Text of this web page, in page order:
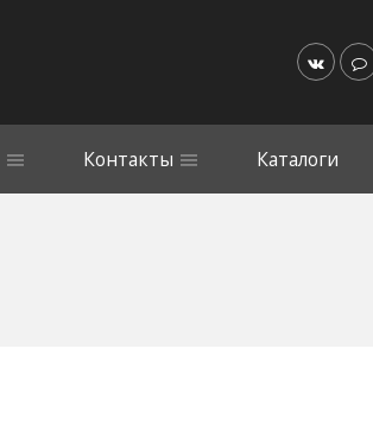
Контакты Каталоги